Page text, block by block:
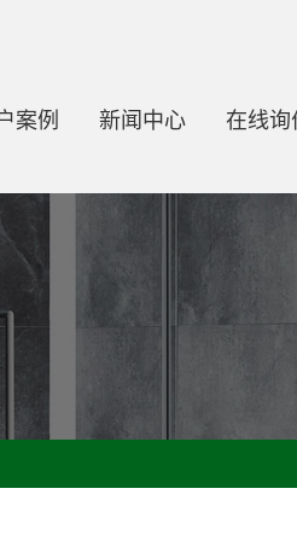
案例 新闻中心 在线询